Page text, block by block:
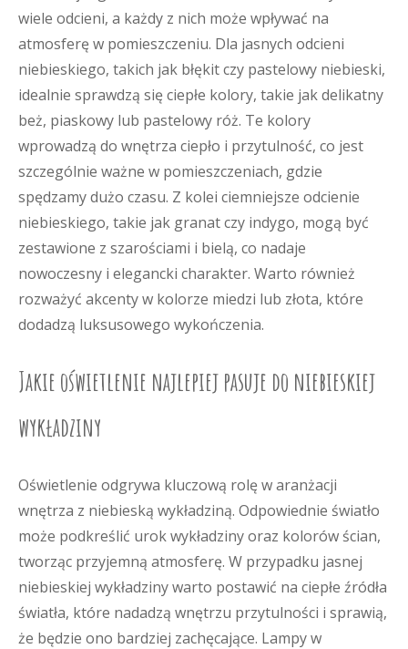
wiele odcieni, a każdy z nich może wpływać na
atmosferę w pomieszczeniu. Dla jasnych odcieni
niebieskiego, takich jak błękit czy pastelowy niebieski,
idealnie sprawdzą się ciepłe kolory, takie jak delikatny
beż, piaskowy lub pastelowy róż. Te kolory
wprowadzą do wnętrza ciepło i przytulność, co jest
szczególnie ważne w pomieszczeniach, gdzie
spędzamy dużo czasu. Z kolei ciemniejsze odcienie
niebieskiego, takie jak granat czy indygo, mogą być
zestawione z szarościami i bielą, co nadaje
nowoczesny i elegancki charakter. Warto również
rozważyć akcenty w kolorze miedzi lub złota, które
dodadzą luksusowego wykończenia.
Jakie oświetlenie najlepiej pasuje do niebieskiej
wykładziny
Oświetlenie odgrywa kluczową rolę w aranżacji
wnętrza z niebieską wykładziną. Odpowiednie światło
może podkreślić urok wykładziny oraz kolorów ścian,
tworząc przyjemną atmosferę. W przypadku jasnej
niebieskiej wykładziny warto postawić na ciepłe źródła
światła, które nadadzą wnętrzu przytulności i sprawią,
że będzie ono bardziej zachęcające. Lampy w